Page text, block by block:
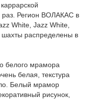
раз. Регион ВОЛАКАС в
White, Jazz White,
шахты распределены в
белого мрамора
белая, текстура
Белый мрамор
рисунок,